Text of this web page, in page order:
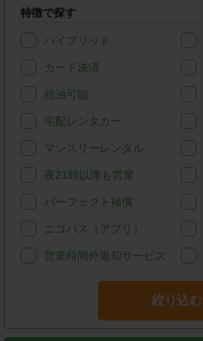
特徴で探す
ハイブリッド
カード決済
給油可能
宅配レンタカー
マンスリーレンタル
夜21時以降も営業
パーフェクト補償
ニコパス（アプリ）
営業時間外返却サービス
絞り込む